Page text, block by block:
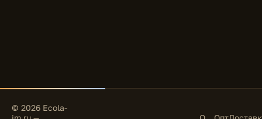
© 2026 Ecola-